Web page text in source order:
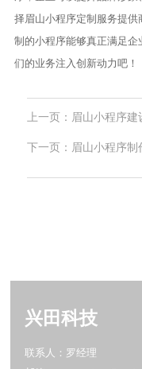
择眉山小程序定制服务提
制的小程序能够真正满足
们的业务注入创新动力吧！
上一页：眉山小程序
下一页：眉山小程序制
兴田科技
联系人：罗经理